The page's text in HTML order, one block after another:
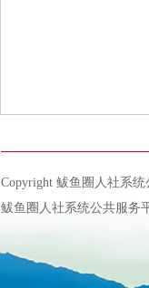
Copyright 鲅鱼圈人社系统
鲅鱼圈人社系统公共服务